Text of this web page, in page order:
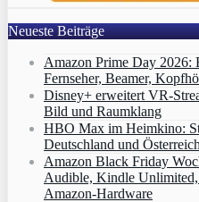
Neueste Beiträge
Amazon Prime Day 2026:
Fernseher, Beamer,
Disney+ erweitert
Bild und Raumklang
HBO Max im Heimkino:
Deutschland und Österreich
Amazon Black Friday
Audible, Kindle Unlimited,
Amazon‑Hardware